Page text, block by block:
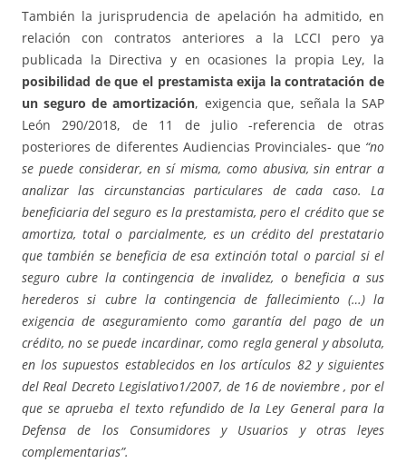
También la jurisprudencia de apelación ha admitido, en
relación con contratos anteriores a la LCCI pero ya
publicada la Directiva y en ocasiones la propia Ley, la
posibilidad de que el prestamista exija la contratación de
un seguro de amortización, exigencia que, señala la SAP
León 290/2018, de 11 de julio -referencia de otras
posteriores de diferentes Audiencias Provinciales- que “no
se puede considerar, en sí misma, como abusiva, sin entrar a
analizar las circunstancias particulares de cada caso. La
beneficiaria del seguro es la prestamista, pero el crédito que se
amortiza, total o parcialmente, es un crédito del prestatario
que también se beneficia de esa extinción total o parcial si el
seguro cubre la contingencia de invalidez, o beneficia a sus
herederos si cubre la contingencia de fallecimiento (…) la
exigencia de aseguramiento como garantía del pago de un
crédito, no se puede incardinar, como regla general y absoluta,
en los supuestos establecidos en los artículos 82 y siguientes
del Real Decreto Legislativo1/2007, de 16 de noviembre , por el
que se aprueba el texto refundido de la Ley General para la
Defensa de los Consumidores y Usuarios y otras leyes
complementarias”.